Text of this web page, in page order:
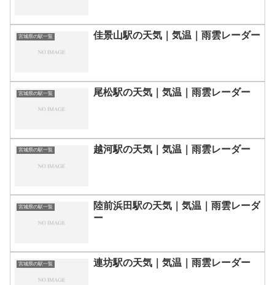
宮城県の駅一覧 佳景山駅の天気｜気温｜雨雲レーダー
宮城県の駅一覧 尾松駅の天気｜気温｜雨雲レーダー
宮城県の駅一覧 越河駅の天気｜気温｜雨雲レーダー
宮城県の駅一覧
陸前浜田駅の天気｜気温｜雨雲レーダ
ー
宮城県の駅一覧 連坊駅の天気｜気温｜雨雲レーダー